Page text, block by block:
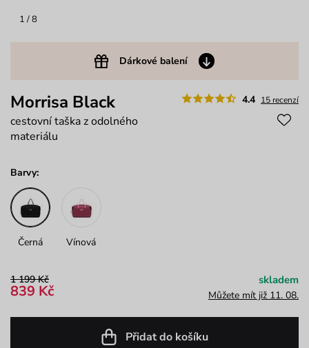
1 / 8
Dárkové balení
4.4 15 recenzí
Morrisa Black
cestovní taška z odolného
materiálu
Barvy:
Černá Vínová
1 199 Kč
839 Kč
skladem
Můžete mít již 11. 08.
Přidat do košíku